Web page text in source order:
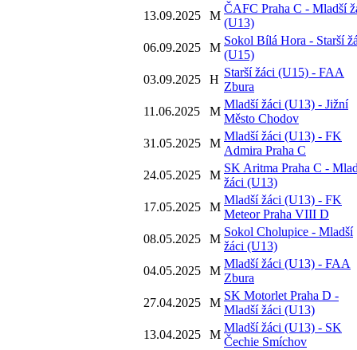
13.09.2025
M
ČAFC Praha C - Mladší
(U13)
06.09.2025
M
Sokol Bílá Hora - Starší
(U15)
03.09.2025
H
Starší žáci (U15) - FAA
Zbura
11.06.2025
M
Mladší žáci (U13) - Jižní
Město Chodov
31.05.2025
M
Mladší žáci (U13) - FK
Admira Praha C
24.05.2025
M
SK Aritma Praha C -
žáci (U13)
17.05.2025
M
Mladší žáci (U13) - FK
Meteor Praha VIII D
08.05.2025
M
Sokol Cholupice - Mladší
žáci (U13)
04.05.2025
M
Mladší žáci (U13) - FAA
Zbura
27.04.2025
M
SK Motorlet Praha D -
Mladší žáci (U13)
13.04.2025
M
Mladší žáci (U13) - SK
Čechie Smíchov